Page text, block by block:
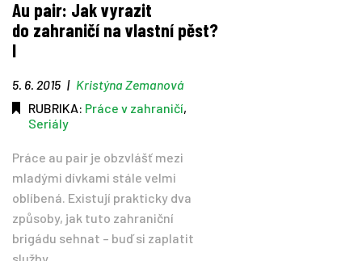
Tipy
Časopis
Soutěže
Au pair: Jak vyrazit
do zahraničí na vlastní pěst?
I
5. 6. 2015 | Kristýna Zemanová
RUBRIKA: Práce v zahraničí,
Seriály
Práce au pair je obzvlášť mezi
mladými dívkami stále velmi
oblíbená. Existují prakticky dva
způsoby, jak tuto zahraniční
brigádu sehnat – buď si zaplatit